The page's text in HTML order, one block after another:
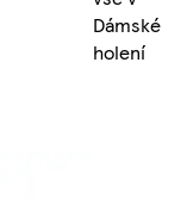
Dámské
holení